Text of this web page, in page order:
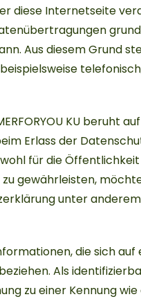
diese Internetseite
Aus diesem Grund
KU beruht
Erlass der
für die
zu gewährleisten,
unter
die sich
Als
zu einer Kennung